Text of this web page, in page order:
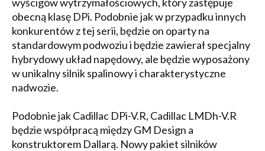
wyścigów wytrzymałościowych, który zastępuje
obecną klasę DPi. Podobnie jak w przypadku innych
konkurentów z tej serii, będzie on oparty na
standardowym podwoziu i będzie zawierał specjalny
hybrydowy układ napędowy, ale będzie wyposażony
w unikalny silnik spalinowy i charakterystyczne
nadwozie.
Podobnie jak Cadillac DPi-V.R, Cadillac LMDh-V.R
będzie współpracą między GM Design a
konstruktorem Dallarą. Nowy pakiet silników